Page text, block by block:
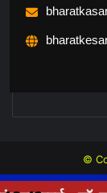
©
Website